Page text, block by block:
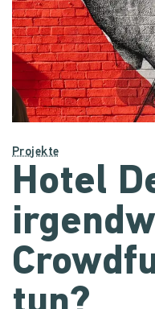
Projekte
Hotel